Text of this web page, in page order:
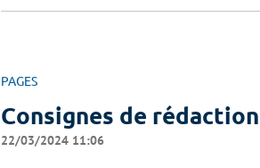
PAGES
Consignes de
22/03/2024 11:06